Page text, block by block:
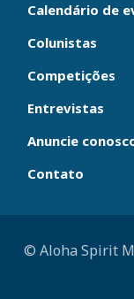
Calendário de
Colunistas
Competições
Entrevistas
Anuncie
Contato
© Aloha Spirit